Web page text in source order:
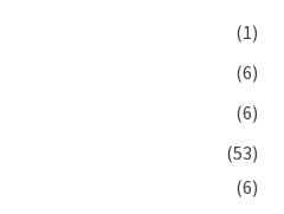
(1)
(6)
(6)
(53)
(6)